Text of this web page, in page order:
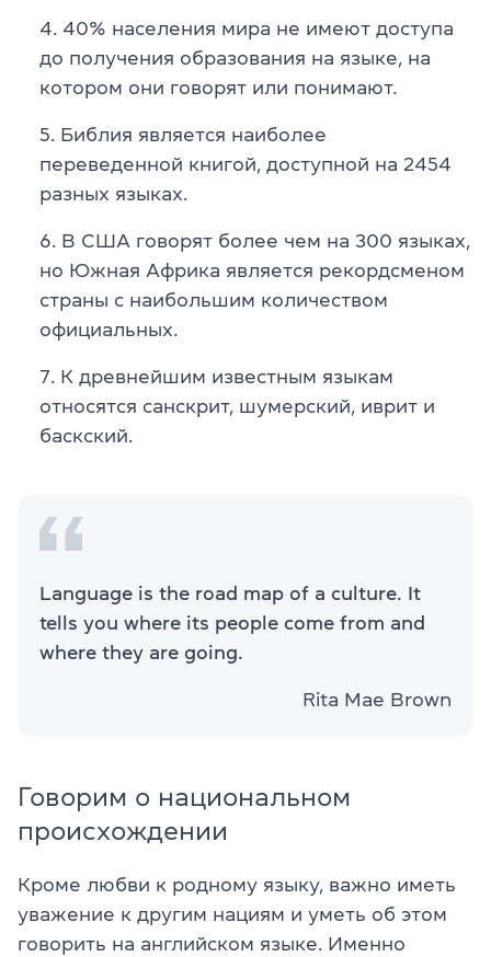
40% населения мира не имеют доступа
до получения образования на языке, на
котором они говорят или понимают.
Библия является наиболее
переведенной книгой, доступной на 2454
разных языках.
В США говорят более чем на 300 языках,
но Южная Африка является рекордсменом
страны с наибольшим количеством
официальных.
К древнейшим известным языкам
относятся санскрит, шумерский, иврит и
баскский.
Language is the road map of a culture. It
tells you where its people come from and
where they are going.
Rita Mae Brown
Говорим о национальном
происхождении
Кроме любви к родному языку, важно иметь
уважение к другим нациям и уметь об этом
говорить на английском языке. Именно